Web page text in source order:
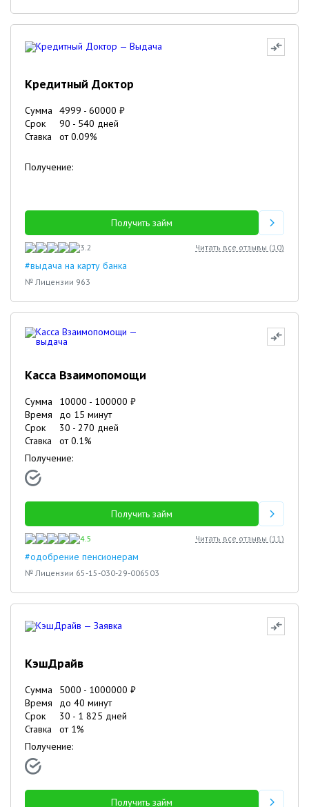
Кредитный Доктор
Сумма 4999 - 60000 ₽
Срок
90 - 540 дней
Ставка
от0.09%
Получение:
Получить займ
3.2 Читать все отзывы (10)
#выдача на карту банка
№ Лицензии 963
Касса Взаимопомощи
Сумма 10000 - 100000 ₽
Время
до 15 минут
Срок
30 - 270 дней
Ставка
от0.1%
Получение:
Получить займ
4.5 Читать все отзывы (11)
#одобрение пенсионерам
№ Лицензии 65-15-030-29-006503
КэшДрайв
Сумма 5000 - 1000000 ₽
Время
до 40 минут
Срок
30 - 1 825 дней
Ставка
от 1%
Получение:
Получить займ